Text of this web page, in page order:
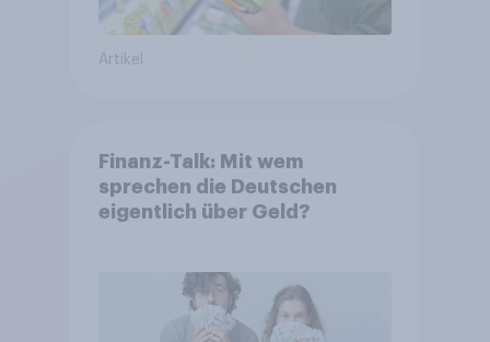
Artikel
Finanz-Talk: Mit wem
sprechen die Deutschen
eigentlich über Geld?